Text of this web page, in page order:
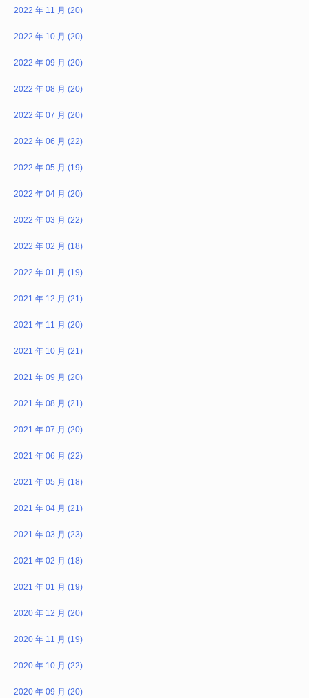
2022 年 11 月 (20)
2022 年 10 月 (20)
2022 年 09 月 (20)
2022 年 08 月 (20)
2022 年 07 月 (20)
2022 年 06 月 (22)
2022 年 05 月 (19)
2022 年 04 月 (20)
2022 年 03 月 (22)
2022 年 02 月 (18)
2022 年 01 月 (19)
2021 年 12 月 (21)
2021 年 11 月 (20)
2021 年 10 月 (21)
2021 年 09 月 (20)
2021 年 08 月 (21)
2021 年 07 月 (20)
2021 年 06 月 (22)
2021 年 05 月 (18)
2021 年 04 月 (21)
2021 年 03 月 (23)
2021 年 02 月 (18)
2021 年 01 月 (19)
2020 年 12 月 (20)
2020 年 11 月 (19)
2020 年 10 月 (22)
2020 年 09 月 (20)